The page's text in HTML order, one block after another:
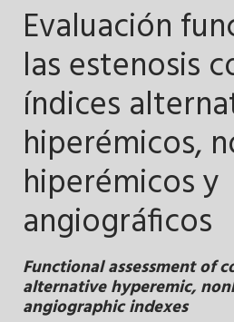
Evaluación
las estenosis
índices
hiperémicos,
hiperémicos y
angiográficos
Functional assessment of
alternative hyperemic,
angiographic indexes